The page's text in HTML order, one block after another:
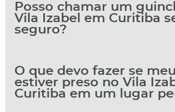
Posso chamar um
Vila Izabel em Curitiba
seguro?
O que devo fazer se
estiver preso no Vila
Curitiba em um lugar